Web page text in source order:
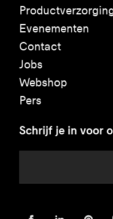
Evenementen
Contact
Jobs
Webshop
Pers
Schrijf je in voor